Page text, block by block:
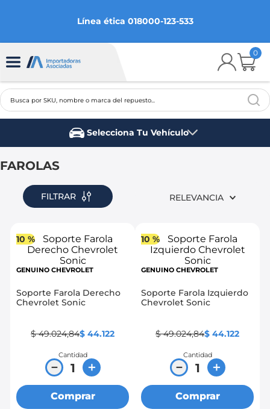
Línea ética 018000-123-533
0
Busca por SKU, nombre o marca del repuesto...
2.
aveo
spark gt
ford fiesta
.
mazda 3
.
sail
.
chevrolet spark gt
chevrolet sail
Selecciona Tu Vehículo
FAROLAS
FILTRAR RELEVANCIA
10 %
GENUINO CHEVROLET
Soporte Farola Derecho
Chevrolet Sonic
$ 49.024,84$ 44.122
Cantidad
＋
－
Comprar
10 %
GENUINO CHEVROLET
Soporte Farola Izquierdo
Chevrolet Sonic
$ 49.024,84$ 44.122
Cantidad
＋
－
Comprar